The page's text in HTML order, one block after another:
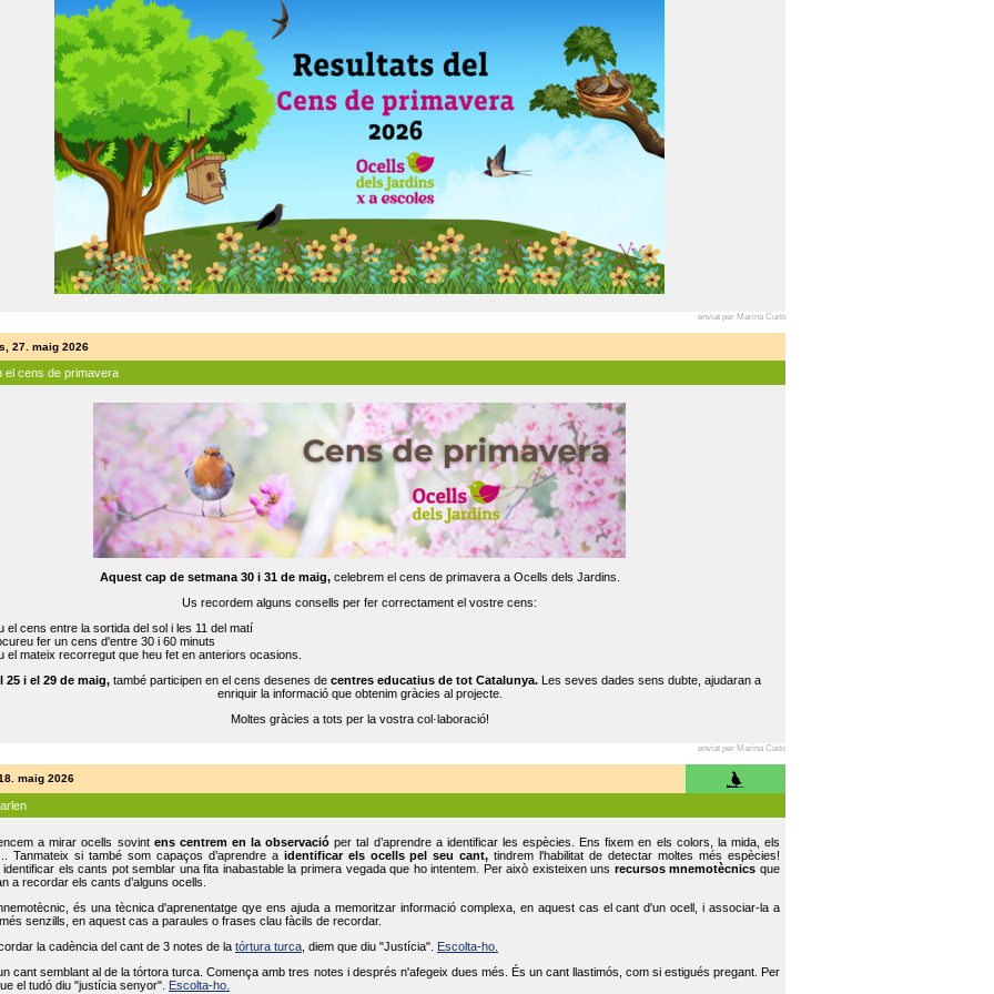
enviat per Marina Cuito
27. maig 2026
el cens de primavera
Aquest cap de setmana 30 i 31 de maig,celebrem el cens de primavera a Ocells dels Jardins.
Us recordem alguns consells per fer correctament el vostre cens:
el cens entre la sortida del sol i les 11 del matí
fer un cens d'entre 30 i 60 minuts
el mateix recorregut que heu fet en anteriors ocasions.
25 i el 29 de maig,també participen en el cens desenes de centres educatius de tot Catalunya.Les seves dades sens dubte, ajudaran a
enriquir la informació que obtenim gràcies al projecte.
Moltes gràcies a tots per la vostra col·laboració!
enviat per Marina Cuito
maig 2026
a mirar ocells sovint ens centrem en la observació per tal d’aprendre a identificar les espècies. Ens fixem en els colors, la mida, els
Tanmateix si també som capaços d’aprendre a identificar els ocells pel seu cant, tindrem l'habilitat de detectar moltes més espècies!
els cants pot semblar una fita inabastable la primera vegada que ho intentem. Per això existeixen uns recursos mnemotècnics que
a recordar els cants d’alguns ocells.
és una tècnica d'aprenentatge qye ens ajuda a memoritzar informació complexa, en aquest cas el cant d'un ocell, i associar-la a
senzills, en aquest cas a paraules o frases clau fàcils de recordar.
la cadència del cant de 3 notes de la tórtura turca , diem que diu "Justícia".
Escolta-ho.
cant semblant al de la tórtora turca. Comença amb tres notes i després n'afegeix dues més. És un cant llastimós, com si estigués pregant. Per
el tudó diu "justícia senyor".
Escolta-ho.